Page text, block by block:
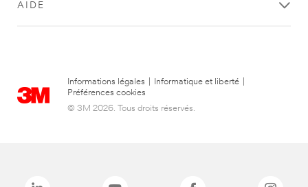
AIDE
Informations légales Informatique et liberté
Préférences cookies
© 3M 2026. Tous droits réservés.